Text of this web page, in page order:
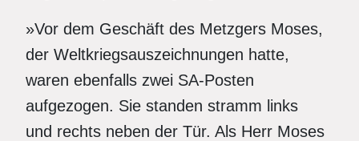
»Vor dem Geschäft des Metzgers Moses,
der Weltkriegsauszeichnungen hatte,
waren ebenfalls zwei SA-Posten
aufgezogen. Sie standen stramm links
und rechts neben der Tür. Als Herr Moses